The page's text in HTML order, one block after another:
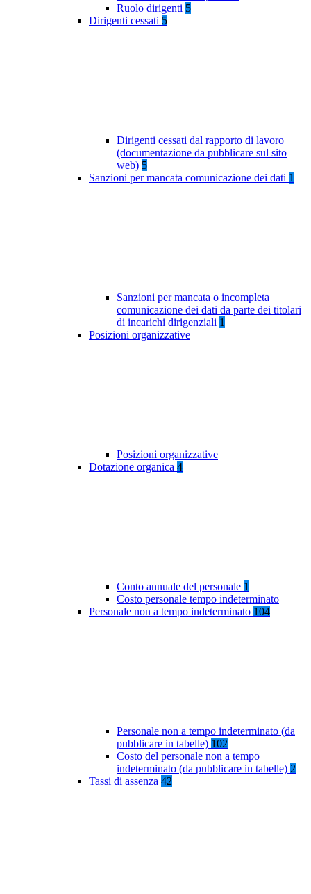
Ruolo dirigenti 5
Dirigenti cessati 5
Dirigenti cessati dal rapporto di lavoro
(documentazione da pubblicare sul sito
web) 5
Sanzioni per mancata comunicazione dei dati 1
Sanzioni per mancata o incompleta
comunicazione dei dati da parte dei titolari
di incarichi dirigenziali 1
Posizioni organizzative
Posizioni organizzative
Dotazione organica 4
Conto annuale del personale 1
Costo personale tempo indeterminato
Personale non a tempo indeterminato 104
Personale non a tempo indeterminato (da
pubblicare in tabelle) 102
Costo del personale non a tempo
indeterminato (da pubblicare in tabelle) 2
Tassi di assenza 42